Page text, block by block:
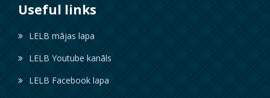
Useful links
LELB mājas lapa
LELB Youtube kanāls
LELB Facebook lapa